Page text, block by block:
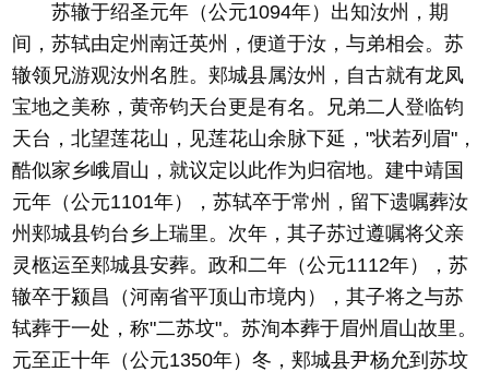
苏辙于绍圣元年（公元1094年）出知汝州，期
间，苏轼由定州南迁英州，便道于汝，与弟相会。苏
辙领兄游观汝州名胜。郏城县属汝州，自古就有龙凤
宝地之美称，黄帝钧天台更是有名。兄弟二人登临钧
天台，北望莲花山，见莲花山余脉下延，"状若列眉"，
酷似家乡峨眉山，就议定以此作为归宿地。建中靖国
元年（公元1101年），苏轼卒于常州，留下遗嘱葬汝
州郏城县钧台乡上瑞里。次年，其子苏过遵嘱将父亲
灵柩运至郏城县安葬。政和二年（公元1112年），苏
辙卒于颍昌（河南省平顶山市境内），其子将之与苏
轼葬于一处，称"二苏坟"。苏洵本葬于眉州眉山故里。
元至正十年（公元1350年）冬，郏城县尹杨允到苏坟